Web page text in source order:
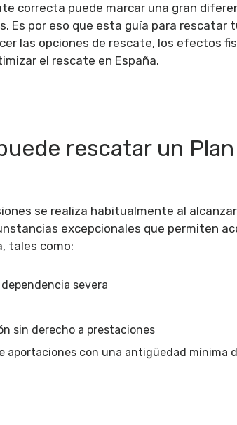
correcta puede marcar una gran
Es por eso que esta guía para rescatar
las opciones de rescate, los efectos
el rescate en España.
rescatar un
se realiza habitualmente al
excepcionales que permiten
tales como:
severa
sin derecho a prestaciones
aportaciones con una antigüedad mínima